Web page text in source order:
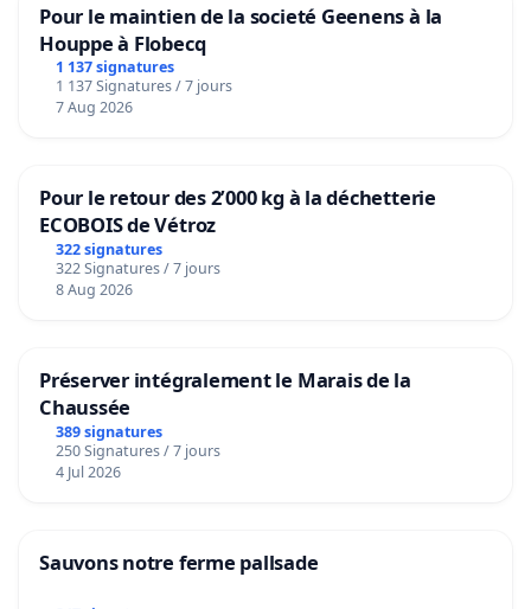
Pour le maintien de la societé Geenens à la
Houppe à Flobecq
1 137 signatures
1 137 Signatures / 7 jours
7 Aug 2026
Pour le retour des 2’000 kg à la déchetterie
ECOBOIS de Vétroz
322 signatures
322 Signatures / 7 jours
8 Aug 2026
Préserver intégralement le Marais de la
Chaussée
389 signatures
250 Signatures / 7 jours
4 Jul 2026
Sauvons notre ferme pallsade